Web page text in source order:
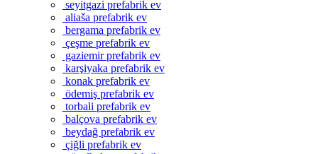
seyitgazi prefabrik ev
aliaša prefabrik ev
bergama prefabrik ev
çeşme prefabrik ev
gaziemir prefabrik ev
karşiyaka prefabrik ev
konak prefabrik ev
ödemiş prefabrik ev
torbali prefabrik ev
balçova prefabrik ev
beydağ prefabrik ev
çiğli prefabrik ev